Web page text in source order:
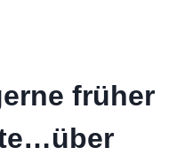
früher